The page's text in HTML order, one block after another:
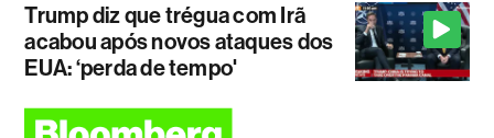
Trump diz que trégua com Irã
acabou após novos ataques dos
EUA: ‘perda de tempo'